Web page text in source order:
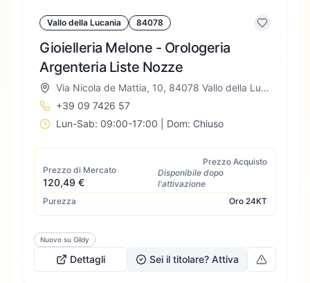
Vallo della Lucania 84078
Gioielleria Melone - Orologeria
Argenteria Liste Nozze
Via Nicola de Mattia, 10, 84078 Vallo della Lucania SA, Italia
+39 09 7426 57
Lun-Sab: 09:00-17:00 | Dom: Chiuso
Prezzo di Mercato
120,49 €
Prezzo Acquisto
Disponibile dopo
l'attivazione
Purezza
Oro 24KT
Nuovo su Gildy
Dettagli Sei il titolare? Attiva